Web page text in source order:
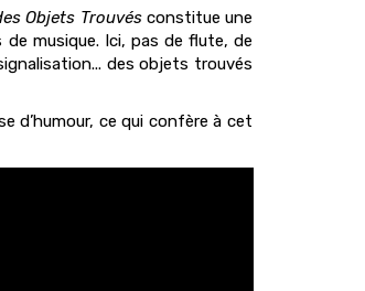
Objets Trouvésconstitue une
musique. Ici, pas de flute, de
des objets trouvés
d’humour, ce qui confère à cet